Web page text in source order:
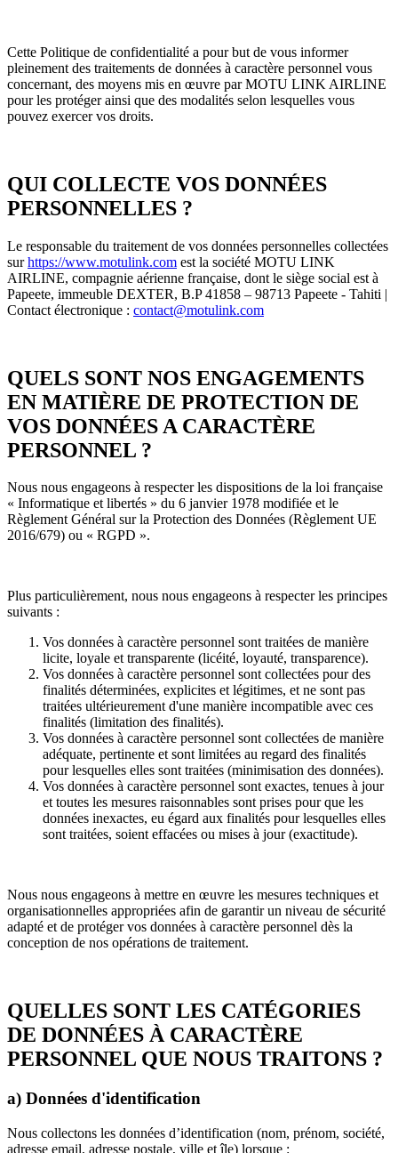
Cette Politique de confidentialité a pour but de vous informer
pleinement des traitements de données à caractère personnel vous
concernant, des moyens mis en œuvre par MOTU LINK AIRLINE
pour les protéger ainsi que des modalités selon lesquelles vous
pouvez exercer vos droits.
QUI COLLECTE VOS DONNÉES
PERSONNELLES ?
Le responsable du traitement de vos données personnelles collectées
surhttps://www.motulink.com est la société MOTU LINK
AIRLINE, compagnie aérienne française, dont le siège social est à
Papeete, immeuble DEXTER, B.P 41858 – 98713 Papeete - Tahiti |
Contact électronique : contact@motulink.com
QUELS SONT NOS ENGAGEMENTS
EN MATIÈRE DE PROTECTION DE
VOS DONNÉES A CARACTÈRE
PERSONNEL ?
Nous nous engageons à respecter les dispositions de la loi française
« Informatique et libertés » du 6 janvier 1978 modifiée et le
Règlement Général sur la Protection des Données (Règlement UE
2016/679) ou « RGPD ».
Plus particulièrement, nous nous engageons à respecter les principes
suivants :
Vos données à caractère personnel sont traitées de manière
licite, loyale et transparente (licéité, loyauté, transparence).
Vos données à caractère personnel sont collectées pour des
finalités déterminées, explicites et légitimes, et ne sont pas
traitées ultérieurement d'une manière incompatible avec ces
finalités (limitation des finalités).
Vos données à caractère personnel sont collectées de manière
adéquate, pertinente et sont limitées au regard des finalités
pour lesquelles elles sont traitées (minimisation des données).
Vos données à caractère personnel sont exactes, tenues à jour
et toutes les mesures raisonnables sont prises pour que les
données inexactes, eu égard aux finalités pour lesquelles elles
sont traitées, soient effacées ou mises à jour (exactitude).
Nous nous engageons à mettre en œuvre les mesures techniques et
organisationnelles appropriées afin de garantir un niveau de sécurité
adapté et de protéger vos données à caractère personnel dès la
conception de nos opérations de traitement.
QUELLES SONT LES CATÉGORIES
DE DONNÉES À CARACTÈRE
PERSONNEL QUE NOUS TRAITONS ?
a) Données d'identification
Nous collectons les données d’identification (nom, prénom, société,
adresse email, adresse postale, ville et île) lorsque :